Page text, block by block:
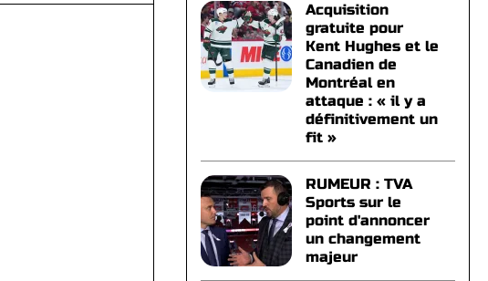
Acquisition
gratuite pour
Kent Hughes et le
Canadien de
Montréal en
attaque : « il y a
définitivement un
fit »
RUMEUR : TVA
Sports sur le
point d'annoncer
un changement
majeur